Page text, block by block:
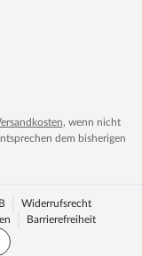
, wenn nicht
dem bisherigen
Widerrufsrecht
Barrierefreiheit